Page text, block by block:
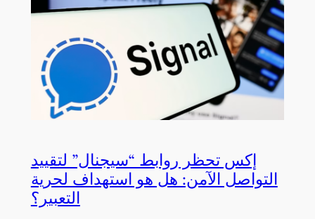
إكس تحظر روابط “سيجنال” لتقييد
التواصل الآمن: هل هو استهداف لحرية
التعبير؟